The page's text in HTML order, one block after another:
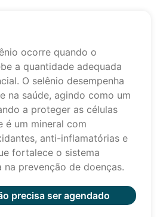
ocorre quando o
a quantidade adequada
O selênio desempenha
na saúde, agindo como um
a proteger as células
é um mineral com
anti-inflamatórias e
fortalece o sistema
prevenção de doenças.
precisa ser agendado